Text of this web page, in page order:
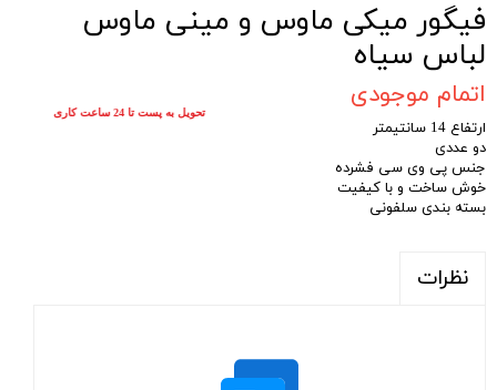
فیگور میکی ماوس و مینی ماوس
لباس سیاه
اتمام موجودی
ارتفاع 14 سانتیمتر
دو عددی
جنس پی وی سی فشرده
خوش ساخت و با کیفیت
بسته بندی سلفونی
نظرات
تحویل به پست تا 24 ساعت کاری